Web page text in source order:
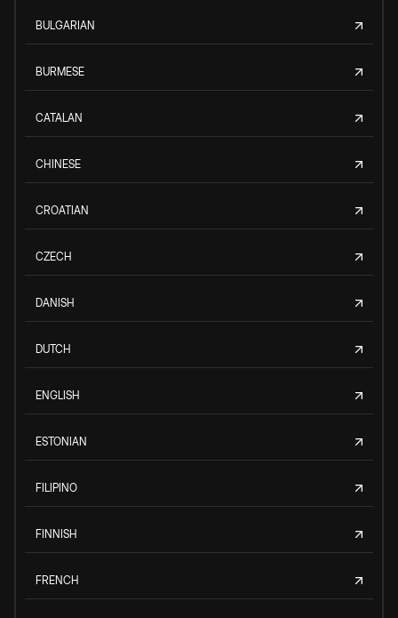
BULGARIAN
BURMESE
CATALAN
CHINESE
CROATIAN
CZECH
DANISH
DUTCH
ENGLISH
ESTONIAN
FILIPINO
FINNISH
FRENCH